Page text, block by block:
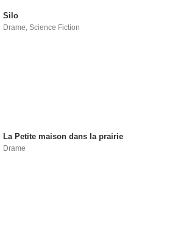
Silo
Drame,Science Fiction
La Petite maison dans la prairie
Drame